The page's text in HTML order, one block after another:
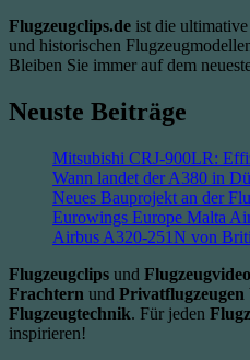
Flugzeugclips.de ist die
und historischen
Bleiben Sie immer auf dem
Neuste Beiträge
Mitsubishi CRJ-900LR:
Wann landet der A380 in
Neues Bauprojekt an der
Eurowings Europe Malta
Airbus A320-251N von
Flugzeugclips und
Frachtern und Privatflugzeugen
Flugzeugtechnik. Für jeden
inspirieren!